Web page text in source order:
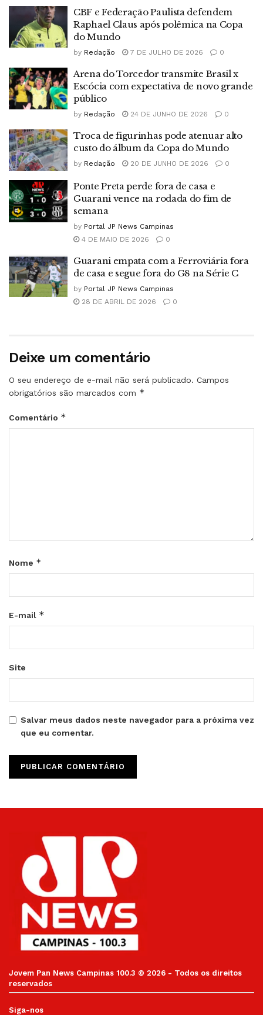
CBF e Federação Paulista defendem
Raphael Claus após polêmica na Copa
do Mundo
by Redação 7 DE JULHO DE 2026 0
Arena do Torcedor transmite Brasil x
Escócia com expectativa de novo grande
público
by Redação 24 DE JUNHO DE 2026 0
Troca de figurinhas pode atenuar alto
custo do álbum da Copa do Mundo
by Redação 20 DE JUNHO DE 2026 0
Ponte Preta perde fora de casa e
Guarani vence na rodada do fim de
semana
by Portal JP News Campinas
4 DE MAIO DE 2026
0
Guarani empata com a Ferroviária fora
de casa e segue fora do G8 na Série C
by Portal JP News Campinas
28 DE ABRIL DE 2026
0
Deixe um comentário
O seu endereço de e-mail não será publicado. Campos
obrigatórios são marcados com *
Comentário *
Nome *
E-mail *
Site
Salvar meus dados neste navegador para a próxima vez
que eu comentar.
Jovem Pan News Campinas 100.3 © 2026 - Todos os direitos
reservados
Siga-nos